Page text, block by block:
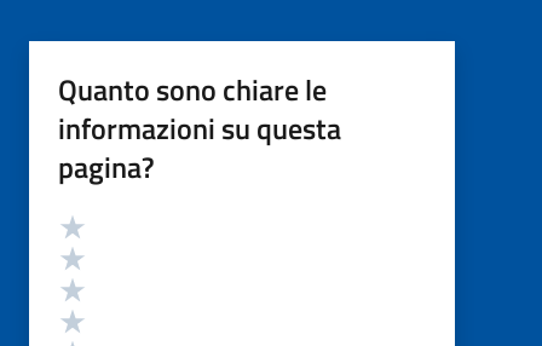
Quanto sono chiare le
informazioni su questa
pagina?
Valutazione